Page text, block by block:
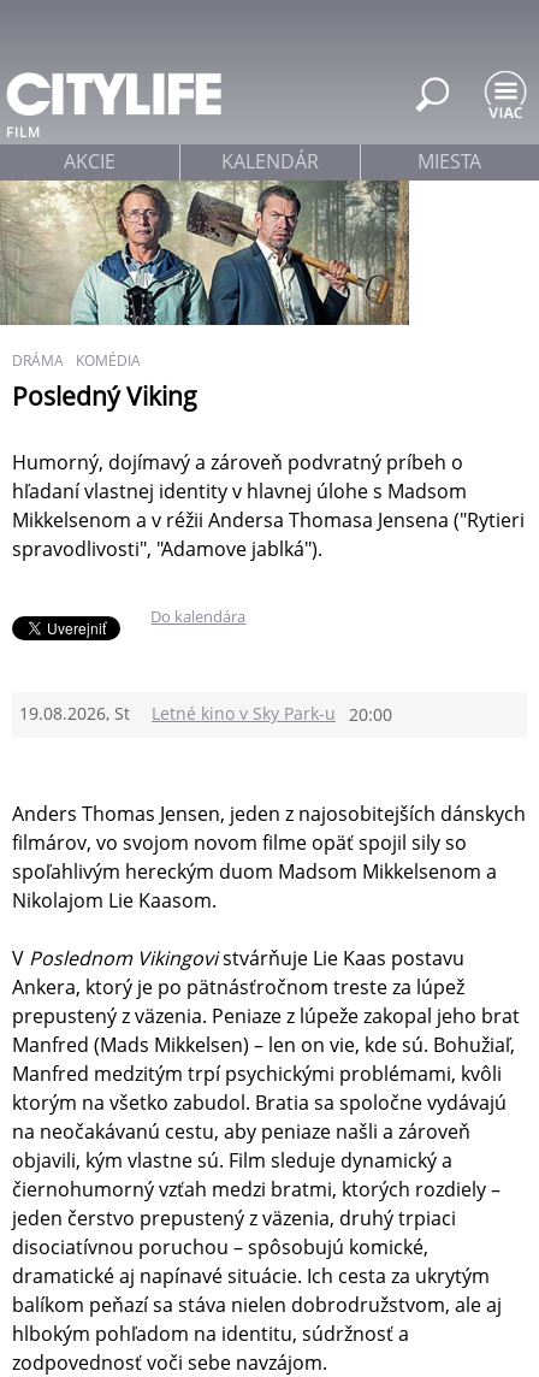
FILM
DRÁMA KOMÉDIA
Posledný Viking
Humorný, dojímavý a zároveň podvratný príbeh o
hľadaní vlastnej identity v hlavnej úlohe s Madsom
Mikkelsenom a v réžii Andersa Thomasa Jensena ("Rytieri
spravodlivosti", "Adamove jablká").
Do kalendára
19.08.2026, St Letné kino v Sky Park-u 20:00
Anders Thomas Jensen, jeden z najosobitejších dánskych
filmárov, vo svojom novom filme opäť spojil sily so
spoľahlivým hereckým duom Madsom Mikkelsenom a
Nikolajom Lie Kaasom.
V Poslednom Vikingovistvárňuje Lie Kaas postavu
Ankera, ktorý je po pätnásťročnom treste za lúpež
prepustený z väzenia. Peniaze z lúpeže zakopal jeho brat
Manfred (Mads Mikkelsen) – len on vie, kde sú. Bohužiaľ,
Manfred medzitým trpí psychickými problémami, kvôli
ktorým na všetko zabudol. Bratia sa spoločne vydávajú
na neočakávanú cestu, aby peniaze našli a zároveň
objavili, kým vlastne sú. Film sleduje dynamický a
čiernohumorný vzťah medzi bratmi, ktorých rozdiely –
jeden čerstvo prepustený z väzenia, druhý trpiaci
disociatívnou poruchou – spôsobujú komické,
dramatické aj napínavé situácie. Ich cesta za ukrytým
balíkom peňazí sa stáva nielen dobrodružstvom, ale aj
hlbokým pohľadom na identitu, súdržnosť a
zodpovednosť voči sebe navzájom.
AKCIE KALENDÁR MIESTA